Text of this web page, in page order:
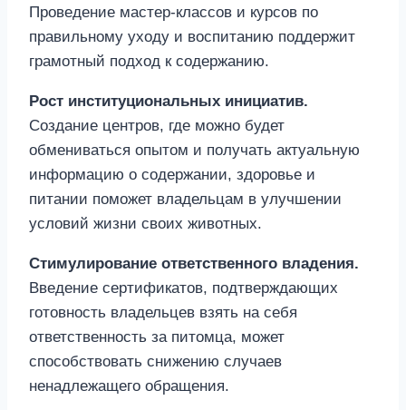
Проведение мастер-классов и курсов по
правильному уходу и воспитанию поддержит
грамотный подход к содержанию.
Рост институциональных инициатив.
Создание центров, где можно будет
обмениваться опытом и получать актуальную
информацию о содержании, здоровье и
питании поможет владельцам в улучшении
условий жизни своих животных.
Стимулирование ответственного владения.
Введение сертификатов, подтверждающих
готовность владельцев взять на себя
ответственность за питомца, может
способствовать снижению случаев
ненадлежащего обращения.